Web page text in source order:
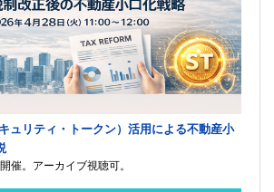
ュリティ・トークン）活用による不動産小
催。アーカイブ視聴可。